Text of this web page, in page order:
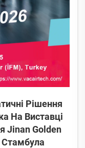
Рішення
На Виставці
Jinan Golden